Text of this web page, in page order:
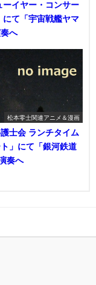
ーイヤー・コンサー
にて「宇宙戦艦ヤマ
奏へ
松本零士関連アニメ＆漫画
護士会 ランチタイム
」にて「銀河鉄道
奏へ